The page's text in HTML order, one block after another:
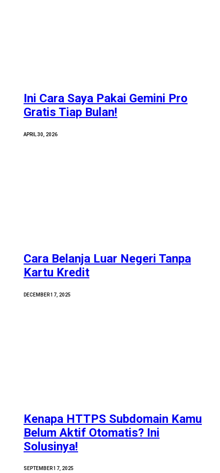
Ini Cara Saya Pakai Gemini Pro
Gratis Tiap Bulan!
APRIL 30, 2026
Cara Belanja Luar Negeri Tanpa
Kartu Kredit
DECEMBER 17, 2025
Kenapa HTTPS Subdomain Kamu
Belum Aktif Otomatis? Ini
Solusinya!
SEPTEMBER 17, 2025